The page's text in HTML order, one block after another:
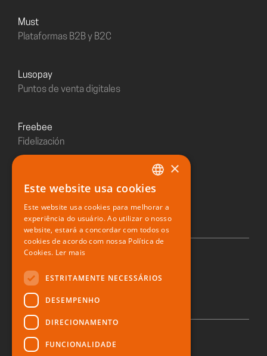
must
Plataformas B2B y B2C
Lusopay
Puntos de venta digitales
freebee
Fidelización
Restaurante digital
© 2026 Zone Soft
Política de privacidad
PORTUGUESE
ENGLISH
SPANISH
×
Este website usa cookies
Este website usa cookies para melhorar a
experiência do usuário. Ao utilizar o nosso
website, estará a concordar com todos os
cookies de acordo com nossa Política de
Cookies. Ler mais
ESTRITAMENTE NECESSÁRIOS
DESEMPENHO
DIRECIONAMENTO
FUNCIONALIDADE